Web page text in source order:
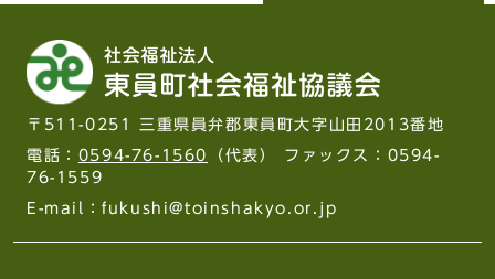
〒511-0251 三重県員弁郡東員町大字山田2013番地
電話： 0594-76-1560
（代表） ファックス：0594-
76-1559
E-mail：fukushi@toinshakyo.or.jp